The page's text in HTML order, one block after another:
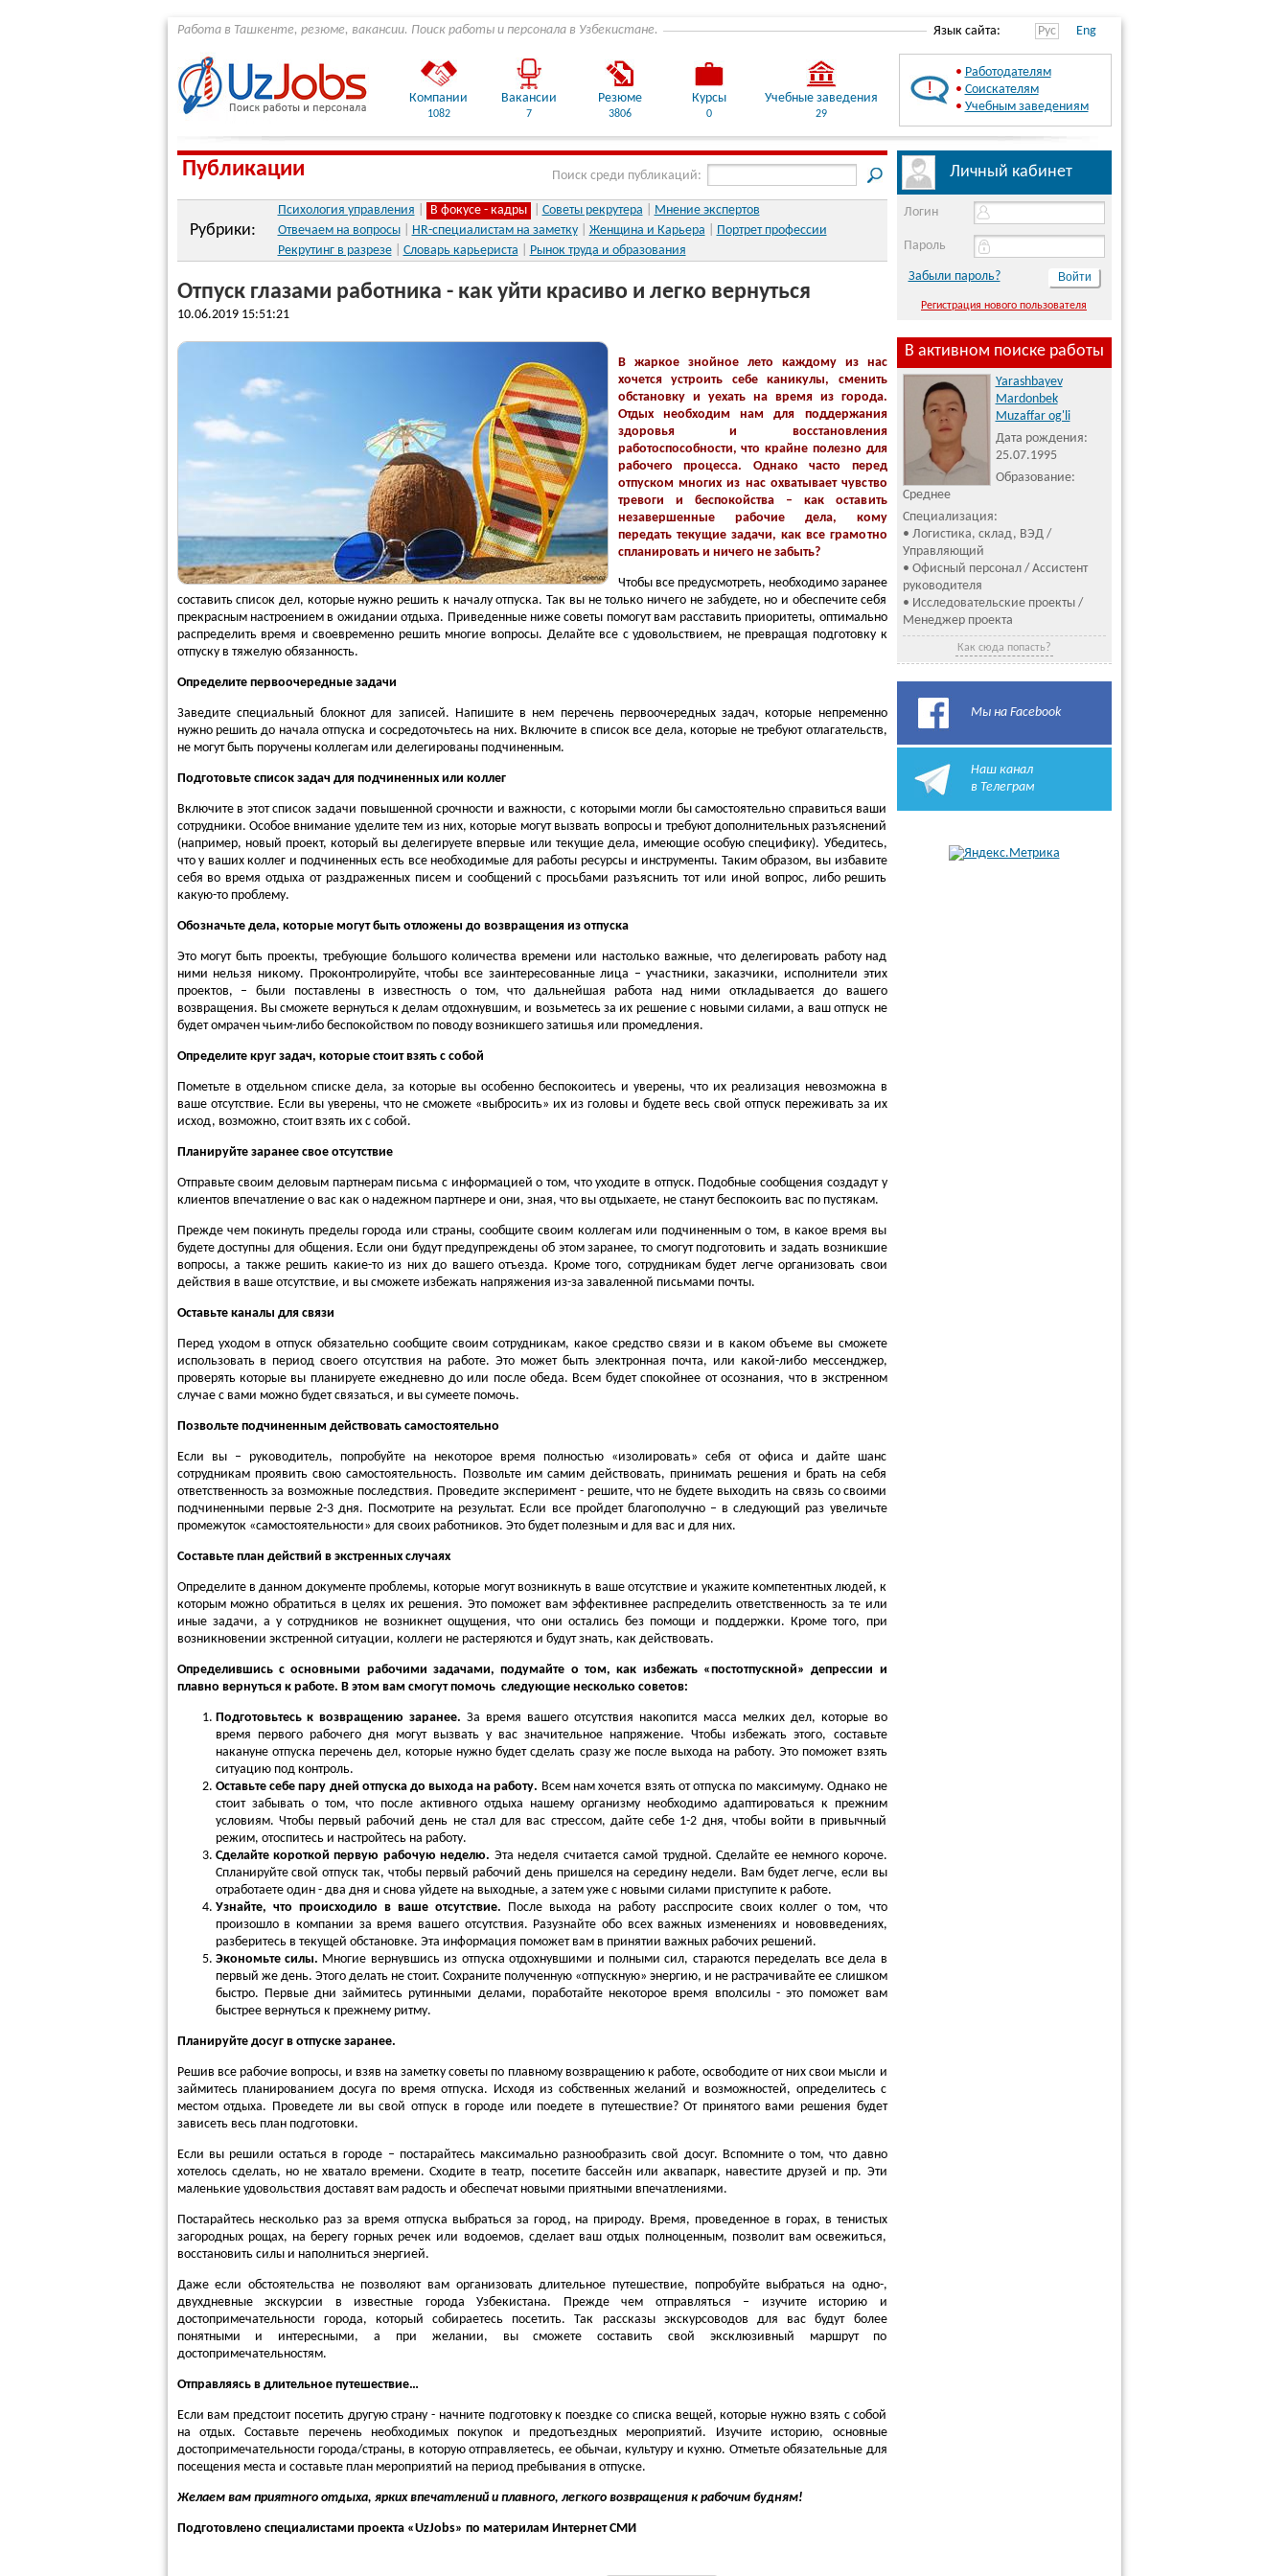
Работа в Ташкенте, резюме, вакансии. Поиск работы и персонала в Узбекистане. Язык сайта: Рус Eng
Компании
1082
Вакансии
7
Резюме
3806
Курсы
0
Учебные заведения
29
• Работодателям
• Соискателям
• Учебным заведениям
Публикации Поиск среди публикаций:
Рубрики:
Психология управления В фокусе - кадры Советы рекрутера
Мнение экспертов
Отвечаем на вопросы| HR-специалистам на заметку| Женщина и Карьера
Портрет профессии
Рекрутинг в разрезе| Словарь карьериста Рынок труда и образования
Отпуск глазами работника - как уйти красиво и легко вернуться
10.06.2019 15:51:21
В жаркое знойное лето каждому из нас
хочется устроить себе каникулы, сменить
обстановку и уехать на время из города.
Отдых необходим нам для поддержания
здоровья и восстановления
работоспособности, что крайне полезно для
рабочего процесса. Однако часто перед
отпуском многих из нас охватывает чувство
тревоги и беспокойства – как оставить
незавершенные рабочие дела, кому
передать текущие задачи, как все грамотно
спланировать и ничего не забыть?
Чтобы все предусмотреть, необходимо заранее
составить список дел, которые нужно решить к началу отпуска. Так вы не только ничего не забудете, но и обеспечите себя
прекрасным настроением в ожидании отдыха. Приведенные ниже советы помогут вам расставить приоритеты, оптимально
распределить время и своевременно решить многие вопросы. Делайте все с удовольствием, не превращая подготовку к
отпуску в тяжелую обязанность.
Определите первоочередные задачи
Заведите специальный блокнот для записей. Напишите в нем перечень первоочередных задач, которые непременно
нужно решить до начала отпуска и сосредоточьтесь на них. Включите в список все дела, которые не требуют отлагательств,
не могут быть поручены коллегам или делегированы подчиненным.
Подготовьте список задач для подчиненных или коллег
Включите в этот список задачи повышенной срочности и важности, с которыми могли бы самостоятельно справиться ваши
сотрудники. Особое внимание уделите тем из них, которые могут вызвать вопросы и требуют дополнительных разъяснений
(например, новый проект, который вы делегируете впервые или текущие дела, имеющие особую специфику). Убедитесь,
что у ваших коллег и подчиненных есть все необходимые для работы ресурсы и инструменты. Таким образом, вы избавите
себя во время отдыха от раздраженных писем и сообщений с просьбами разъяснить тот или иной вопрос, либо решить
какую-то проблему.
Обозначьте дела, которые могут быть отложены до возвращения из отпуска
Это могут быть проекты, требующие большого количества времени или настолько важные, что делегировать работу над
ними нельзя никому. Проконтролируйте, чтобы все заинтересованные лица – участники, заказчики, исполнители этих
проектов, – были поставлены в известность о том, что дальнейшая работа над ними откладывается до вашего
возвращения. Вы сможете вернуться к делам отдохнувшим, и возьметесь за их решение с новыми силами, а ваш отпуск не
будет омрачен чьим-либо беспокойством по поводу возникшего затишья или промедления.
Определите круг задач, которые стоит взять с собой
Пометьте в отдельном списке дела, за которые вы особенно беспокоитесь и уверены, что их реализация невозможна в
ваше отсутствие. Если вы уверены, что не сможете «выбросить» их из головы и будете весь свой отпуск переживать за их
исход, возможно, стоит взять их с собой.
Планируйте заранее свое отсутствие
Отправьте своим деловым партнерам письма с информацией о том, что уходите в отпуск. Подобные сообщения создадут у
клиентов впечатление о вас как о надежном партнере и они, зная, что вы отдыхаете, не станут беспокоить вас по пустякам.
Прежде чем покинуть пределы города или страны, сообщите своим коллегам или подчиненным о том, в какое время вы
будете доступны для общения. Если они будут предупреждены об этом заранее, то смогут подготовить и задать возникшие
вопросы, а также решить какие-то из них до вашего отъезда. Кроме того, сотрудникам будет легче организовать свои
действия в ваше отсутствие, и вы сможете избежать напряжения из-за заваленной письмами почты.
Оставьте каналы для связи
Перед уходом в отпуск обязательно сообщите своим сотрудникам, какое средство связи и в каком объеме вы сможете
использовать в период своего отсутствия на работе. Это может быть электронная почта, или какой-либо мессенджер,
проверять которые вы планируете ежедневно до или после обеда. Всем будет спокойнее от осознания, что в экстренном
случае с вами можно будет связаться, и вы сумеете помочь.
Позвольте подчиненным действовать самостоятельно
Если вы – руководитель, попробуйте на некоторое время полностью «изолировать» себя от офиса и дайте шанс
сотрудникам проявить свою самостоятельность. Позвольте им самим действовать, принимать решения и брать на себя
ответственность за возможные последствия. Проведите эксперимент - решите, что не будете выходить на связь со своими
подчиненными первые 2-3 дня. Посмотрите на результат. Если все пройдет благополучно – в следующий раз увеличьте
промежуток «самостоятельности» для своих работников. Это будет полезным и для вас и для них.
Составьте план действий в экстренных случаях
Определите в данном документе проблемы, которые могут возникнуть в ваше отсутствие и укажите компетентных людей, к
которым можно обратиться в целях их решения. Это поможет вам эффективнее распределить ответственность за те или
иные задачи, а у сотрудников не возникнет ощущения, что они остались без помощи и поддержки. Кроме того, при
возникновении экстренной ситуации, коллеги не растеряются и будут знать, как действовать.
Определившись с основными рабочими задачами, подумайте о том, как избежать «постотпускной» депрессии и
плавно вернуться к работе. В этом вам смогут помочь следующие несколько советов:
Подготовьтесь к возвращению заранее.За время вашего отсутствия накопится масса мелких дел, которые во
время первого рабочего дня могут вызвать у вас значительное напряжение. Чтобы избежать этого, составьте
накануне отпуска перечень дел, которые нужно будет сделать сразу же после выхода на работу. Это поможет взять
ситуацию под контроль.
Оставьте себе пару дней отпуска до выхода на работу. Всем нам хочется взять от отпуска по максимуму. Однако не
стоит забывать о том, что после активного отдыха нашему организму необходимо адаптироваться к прежним
условиям. Чтобы первый рабочий день не стал для вас стрессом, дайте себе 1-2 дня, чтобы войти в привычный
режим, отоспитесь и настройтесь на работу.
Сделайте короткой первую рабочую неделю. Эта неделя считается самой трудной. Сделайте ее немного короче.
Спланируйте свой отпуск так, чтобы первый рабочий день пришелся на середину недели. Вам будет легче, если вы
отработаете один - два дня и снова уйдете на выходные, а затем уже с новыми силами приступите к работе.
Узнайте, что происходило в ваше отсутствие. После выхода на работу расспросите своих коллег о том, что
произошло в компании за время вашего отсутствия. Разузнайте обо всех важных изменениях и нововведениях,
разберитесь в текущей обстановке. Эта информация поможет вам в принятии важных рабочих решений.
Экономьте силы. Многие вернувшись из отпуска отдохнувшими и полными сил, стараются переделать все дела в
первый же день. Этого делать не стоит. Сохраните полученную «отпускную» энергию, и не растрачивайте ее слишком
быстро. Первые дни займитесь рутинными делами, поработайте некоторое время вполсилы - это поможет вам
быстрее вернуться к прежнему ритму.
Планируйте досуг в отпуске заранее.
Решив все рабочие вопросы, и взяв на заметку советы по плавному возвращению к работе, освободите от них свои мысли и
займитесь планированием досуга по время отпуска. Исходя из собственных желаний и возможностей, определитесь с
местом отдыха. Проведете ли вы свой отпуск в городе или поедете в путешествие? От принятого вами решения будет
зависеть весь план подготовки.
Если вы решили остаться в городе – постарайтесь максимально разнообразить свой досуг. Вспомните о том, что давно
хотелось сделать, но не хватало времени. Сходите в театр, посетите бассейн или аквапарк, навестите друзей и пр. Эти
маленькие удовольствия доставят вам радость и обеспечат новыми приятными впечатлениями.
Постарайтесь несколько раз за время отпуска выбраться за город, на природу. Время, проведенное в горах, в тенистых
загородных рощах, на берегу горных речек или водоемов, сделает ваш отдых полноценным, позволит вам освежиться,
восстановить силы и наполниться энергией.
Даже если обстоятельства не позволяют вам организовать длительное путешествие, попробуйте выбраться на одно-,
двухдневные экскурсии в известные города Узбекистана. Прежде чем отправляться – изучите историю и
достопримечательности города, который собираетесь посетить. Так рассказы экскурсоводов для вас будут более
понятными и интересными, а при желании, вы сможете составить свой эксклюзивный маршрут по
достопримечательностям.
Отправляясь в длительное путешествие…
Если вам предстоит посетить другую страну - начните подготовку к поездке со списка вещей, которые нужно взять с собой
на отдых. Составьте перечень необходимых покупок и предотъездных мероприятий. Изучите историю, основные
достопримечательности города/страны, в которую отправляетесь, ее обычаи, культуру и кухню. Отметьте обязательные для
посещения места и составьте план мероприятий на период пребывания в отпуске.
Желаем вам приятного отдыха, ярких впечатлений и плавного, легкого возвращения к рабочим будням!
Подготовлено специалистами проекта «UzJobs» по материлам Интернет СМИ
Личный кабинет
Логин
Пароль
Забыли пароль?
Регистрация нового пользователя
В активном поиске работы
Yarashbayev
Mardonbek
Muzaffar og'li
Дата рождения:
25.07.1995
Образование:
Среднее
Специализация:
• Логистика, склад, ВЭД /
Управляющий
• Офисный персонал / Ассистент
руководителя
• Исследовательские проекты /
Менеджер проекта
Как сюда попасть?
Мы на Facebook
Наш канал
в Телеграм